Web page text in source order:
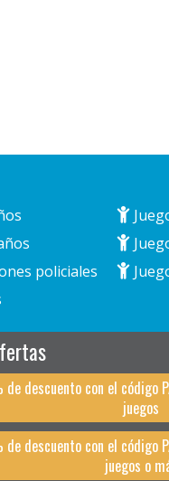
policiales
de descuento con el código
juegos
de descuento con el código
juegos o